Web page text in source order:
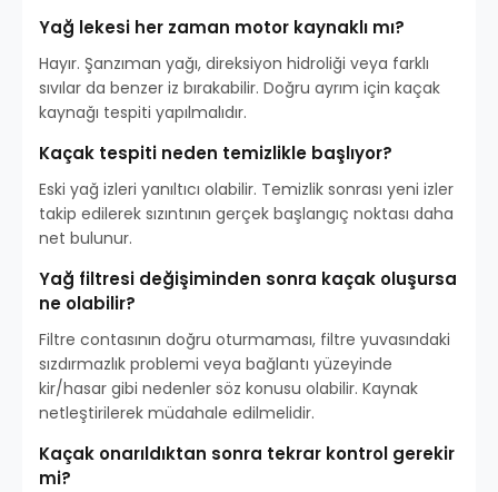
Yağ lekesi her zaman motor kaynaklı mı?
Hayır. Şanzıman yağı, direksiyon hidroliği veya farklı
sıvılar da benzer iz bırakabilir. Doğru ayrım için kaçak
kaynağı tespiti yapılmalıdır.
Kaçak tespiti neden temizlikle başlıyor?
Eski yağ izleri yanıltıcı olabilir. Temizlik sonrası yeni izler
takip edilerek sızıntının gerçek başlangıç noktası daha
net bulunur.
Yağ filtresi değişiminden sonra kaçak oluşursa
ne olabilir?
Filtre contasının doğru oturmaması, filtre yuvasındaki
sızdırmazlık problemi veya bağlantı yüzeyinde
kir/hasar gibi nedenler söz konusu olabilir. Kaynak
netleştirilerek müdahale edilmelidir.
Kaçak onarıldıktan sonra tekrar kontrol gerekir
mi?